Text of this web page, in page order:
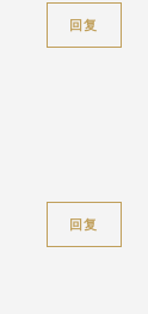
回复
回复